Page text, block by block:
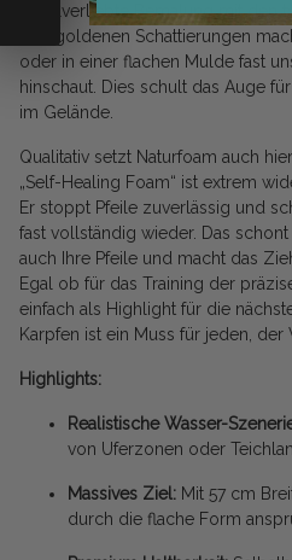
detailverliebte Bemalung mit den
und goldenen Schattierungen
oder in einer flachen Mulde fast
hinschaut. Dies schult das Auge
im Gelände.
Qualitativ setzt Naturfoam auch
„Self-Healing Foam“ ist extrem
Er stoppt Pfeile zuverlässig und
fast vollständig wieder. Das
auch Ihre Pfeile und macht das
Egal ob für das Training der
einfach als Highlight für die
Karpfen ist ein Muss für jeden, der
Highlights:
Realistische Wasser-
von Uferzonen oder
Massives Ziel: Mit 57 cm
durch die flache Form